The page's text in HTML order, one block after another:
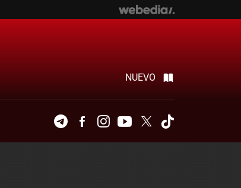
NUEVO
TelegramFacebookInstagramYoutubeTwitter